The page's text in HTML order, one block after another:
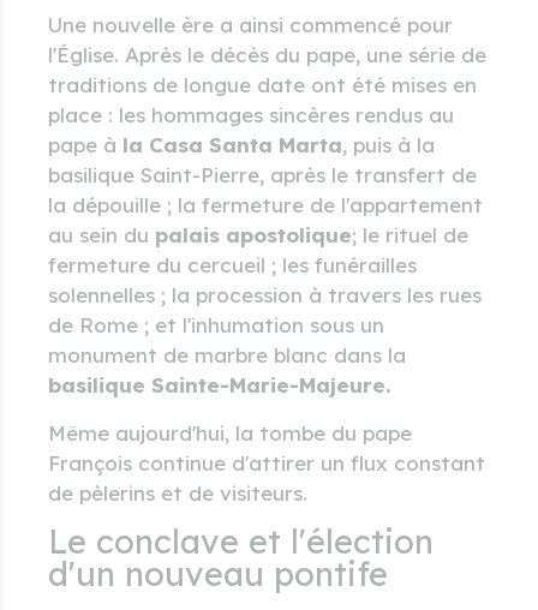
Une nouvelle ère a ainsi commencé pour
l'Église. Après le décès du pape, une série de
traditions de longue date ont été mises en
place : les hommages sincères rendus au
pape à la Casa Santa Marta, puis à la
basilique Saint-Pierre, après le transfert de
la dépouille ; la fermeture de l'appartement
au sein du palais apostolique; le rituel de
fermeture du cercueil ; les funérailles
solennelles ; la procession à travers les rues
de Rome ; et l'inhumation sous un
monument de marbre blanc dans la
basilique Sainte-Marie-Majeure.
Même aujourd'hui, la tombe du pape
François continue d'attirer un flux constant
de pèlerins et de visiteurs.
Le conclave et l'élection
d'un nouveau pontife